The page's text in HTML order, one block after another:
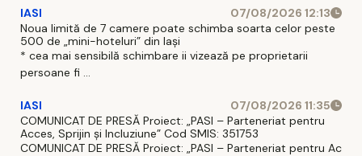
IASI
07/08/2026 12:13
Noua limită de 7 camere poate schimba soarta celor peste
500 de „mini-hoteluri” din Iași
* cea mai sensibilă schimbare ii vizează pe proprietarii
persoane fi ...
IASI
07/08/2026 11:35
COMUNICAT DE PRESĂ Proiect: „PASI – Parteneriat pentru
Acces, Sprijin și Incluziune” Cod SMIS: 351753
COMUNICAT DE PRESĂ Proiect: „PASI – Parteneriat pentru Ac